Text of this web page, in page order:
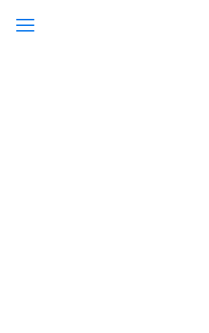
próximos